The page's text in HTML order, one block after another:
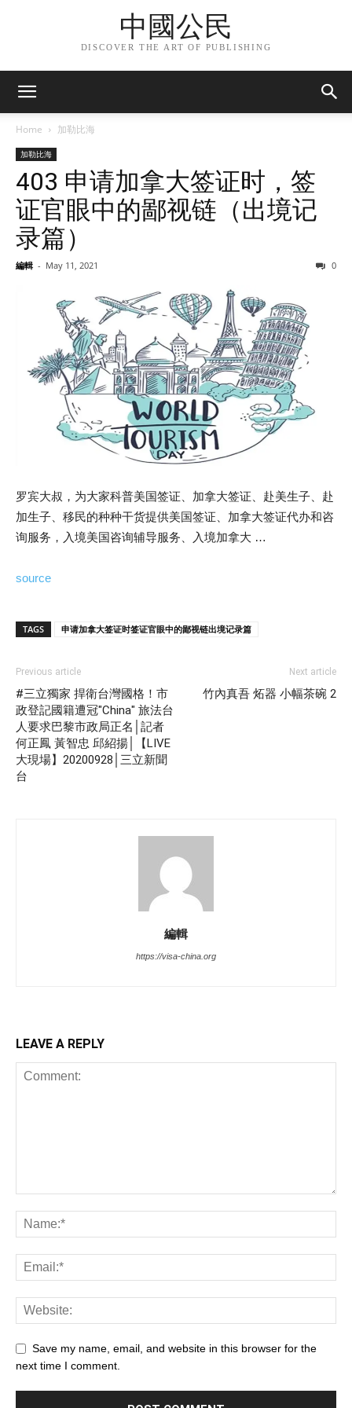
中國公民
DISCOVER THE ART OF PUBLISHING
Home 加勒比海
加勒比海
403 申请加拿大签证时，签
证官眼中的鄙视链（出境记
录篇）
編輯 - May 11, 2021 0
罗宾大叔，为大家科普美国签证、加拿大签证、赴美生子、赴
加生子、移民的种种干货提供美国签证、加拿大签证代办和咨
询服务，入境美国咨询辅导服务、入境加拿大 …
source
TAGS 申请加拿大签证时签证官眼中的鄙视链出境记录篇
Previous article
#三立獨家 捍衛台灣國格！市
政登記國籍遭冠"China" 旅法台
人要求巴黎市政局正名│記者
何正鳳 黃智忠 邱紹揚│【LIVE
大現場】20200928│三立新聞
台
Next article
竹內真吾 炻器 小幅茶碗 2
編輯
https://visa-china.org
LEAVE A REPLY
Save my name, email, and website in this browser for the
next time I comment.